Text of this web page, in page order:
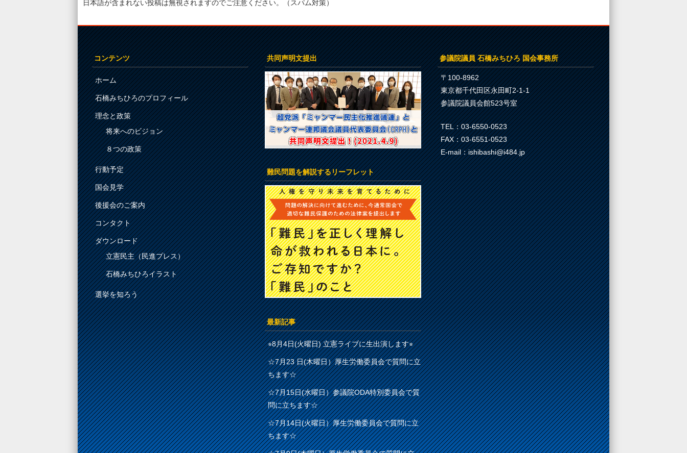
日本語が含まれない投稿は無視されますのでご注意ください。（スパム対策）
コンテンツ
ホーム
石橋みちひろのプロフィール
理念と政策
将来へのビジョン
８つの政策
行動予定
国会見学
後援会のご案内
コンタクト
ダウンロード
立憲民主（民進プレス）
石橋みちひろイラスト
選挙を知ろう
共同声明文提出
難民問題を解説するリーフレット
最新記事
⭐︎8月4日(火曜日) 立憲ライブに生出演します⭐︎
☆7月23 日(木曜日）厚生労働委員会で質問に立
ちます☆
☆7月15日(水曜日）参議院ODA特別委員会で質
問に立ちます☆
☆7月14日(火曜日）厚生労働委員会で質問に立
ちます☆
参議院議員 石橋みちひろ 国会事務所
〒100-8962
東京都千代田区永田町2-1-1
参議院議員会館523号室
TEL：03-6550-0523
FAX：03-6551-0523
E-mail：ishibashi@i484.jp